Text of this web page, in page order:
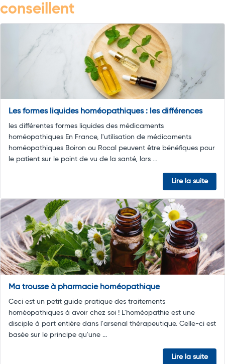
conseillent
Les formes liquides homéopathiques : les différences
les différentes formes liquides des médicaments
homéopathiques En France, l'utilisation de médicaments
homéopathiques Boiron ou Rocal peuvent être bénéfiques pour
le patient sur le point de vu de la santé, lors ...
Lire la suite
Ma trousse à pharmacie homéopathique
Ceci est un petit guide pratique des traitements
homéopathiques à avoir chez soi ! L'homéopathie est une
disciple à part entière dans l'arsenal thérapeutique. Celle-ci est
basée sur le principe qu'une ...
Lire la suite